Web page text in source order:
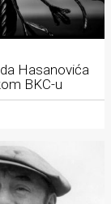
Hasanovića
BKC-u